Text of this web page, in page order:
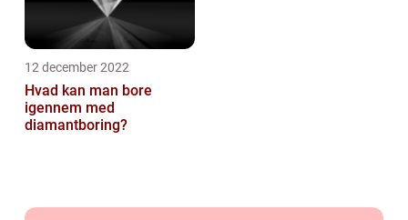
12 december 2022
Hvad kan man bore
igennem med
diamantboring?